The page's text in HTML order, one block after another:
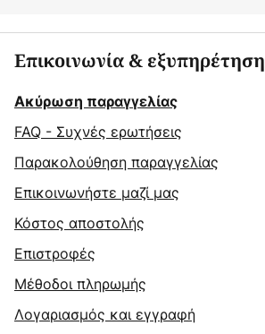
Επικοινωνία & εξυπηρέτηση
Ακύρωση παραγγελίας
FAQ - Συχνές ερωτήσεις
Παρακολούθηση παραγγελίας
Επικοινωνήστε μαζί μας
Κόστος αποστολής
Επιστροφές
Μέθοδοι πληρωμής
Λογαριασμός και εγγραφή